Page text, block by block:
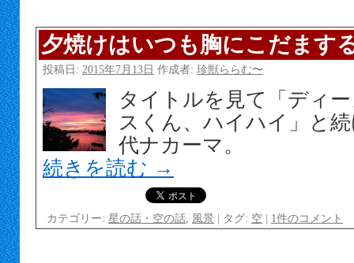
夕焼けはいつも胸にこだます
投稿日: 2015年7月13日 作成者: 珍獣ららむ〜
タイトルを見て「ディ
スくん、ハイハイ」と
代ナカーマ。
続きを読む →
カテゴリー: 星の話・空の話 風景 | タグ: 空 | 1件のコメント